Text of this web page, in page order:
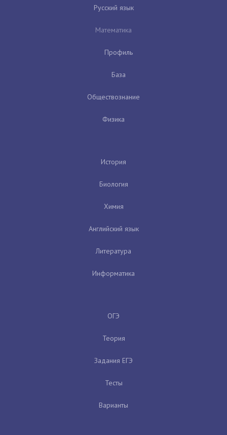
Русский язык
Математика
Профиль
База
Обществознание
Физика
История
Биология
Химия
Английский язык
Литература
Информатика
ОГЭ
Теория
Задания ЕГЭ
Тесты
Варианты